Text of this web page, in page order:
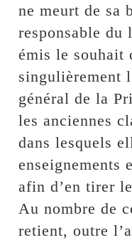
ne meurt de sa
responsable du
émis le souhait
singulièrement
général de la
les anciennes
dans lesquels
enseignements
afin d’en tirer
Au nombre de
retient, outre